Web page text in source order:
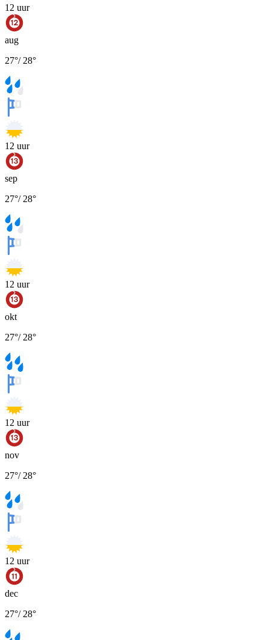
12 uur
aug
27°/ 28°
12 uur
sep
27°/ 28°
12 uur
okt
27°/ 28°
12 uur
nov
27°/ 28°
12 uur
dec
27°/ 28°